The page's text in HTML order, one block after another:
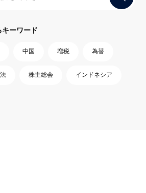
キーワード
中国 増税 為替
株主総会 インドネシア